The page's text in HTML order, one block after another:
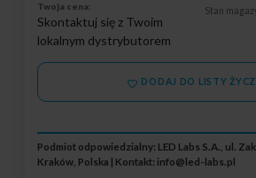
Twoja cena:
Skontaktuj się z Twoim
lokalnym dystrybutorem
Stan
DODAJ DO LISTY
Podmiot odpowiedzialny: LED Labs S.A., ul.
Kraków, Polska | Kontakt: info@led-labs.pl